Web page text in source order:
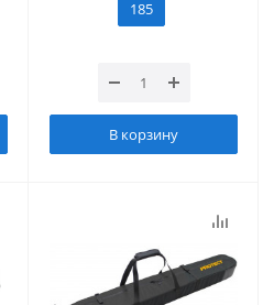
185
В корзину